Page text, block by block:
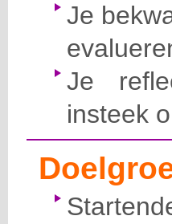
Je
Je
insteek